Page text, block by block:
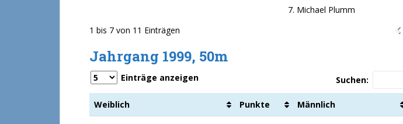
7. Michael Plumm
1 bis 7 von 11 Einträgen
Jahrgang 1999, 50m
Einträge anzeigen Suchen:
Weiblich Punkte Männlich